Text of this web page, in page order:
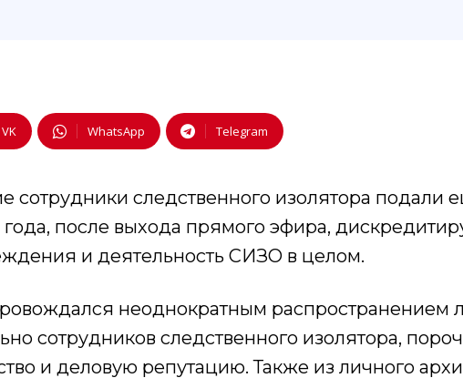
VK WhatsApp Telegram
сотрудники следственного изолятора подали
года, после выхода прямого эфира,
и деятельность СИЗО в целом.
неоднократным распространением
сотрудников следственного изолятора,
и деловую репутацию. Также из личного